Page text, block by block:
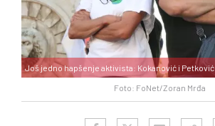
Foto: FoNet/Zoran Mrđa
Još jedno hapšenje aktivista: Kokanović i Petković